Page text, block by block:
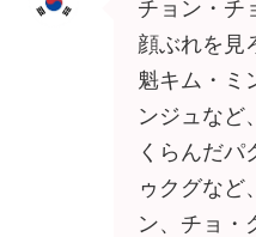
チョン・チ
顔ぶれを見
魁キム・ミ
ンジュなど
くらんだパ
ゥクグなど
ン、チョ・